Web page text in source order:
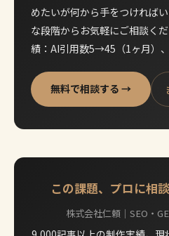
めたいが何から手をつければ
な段階からお気軽にご相談く
績：AI引用数5→45（1ヶ月）、
無料で相談する →
この課題、プロに相
株式会社仁頼｜SEO・